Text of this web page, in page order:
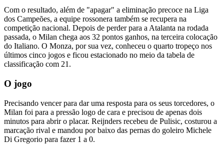
Com o resultado, além de "apagar" a eliminação precoce na Liga
dos Campeões, a equipe rossonera também se recupera na
competição nacional. Depois de perder para a Atalanta na rodada
passada, o Milan chega aos 32 pontos ganhos, na terceira colocação
do Italiano. O Monza, por sua vez, conheceu o quarto tropeço nos
últimos cinco jogos e ficou estacionado no meio da tabela de
classificação com 21.
O jogo
Precisando vencer para dar uma resposta para os seus torcedores, o
Milan foi para a pressão logo de cara e precisou de apenas dois
minutos para abrir o placar. Reijnders recebeu de Pulisic, costurou a
marcação rival e mandou por baixo das pernas do goleiro Michele
Di Gregorio para fazer 1 a 0.